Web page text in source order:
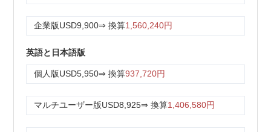
企業版USD9,900⇒ 換算1,560,240円
英語と日本語版
個人版USD5,950⇒ 換算937,720円
マルチユーザー版USD8,925⇒ 換算1,406,580円